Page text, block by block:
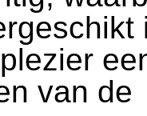
van de